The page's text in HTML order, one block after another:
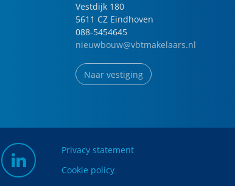
Vestdijk 180
5611 CZ Eindhoven
088-5454645
nieuwbouw@vbtmakelaars.nl
Naar vestiging
Privacy statement
Cookie policy